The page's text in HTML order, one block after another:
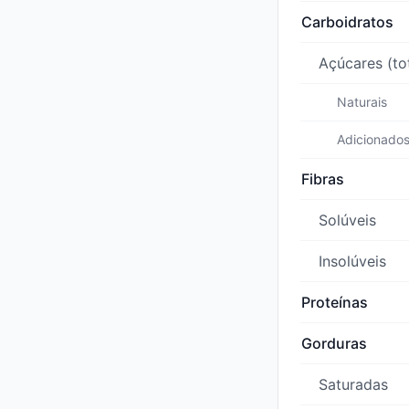
Carboidratos
Açúcares
Naturais
Adicionados
Fibras
Solúveis
Insolúveis
Proteínas
Gorduras
Saturadas